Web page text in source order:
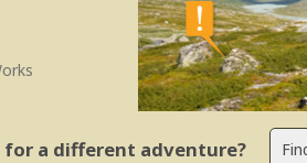
for a different adventure?